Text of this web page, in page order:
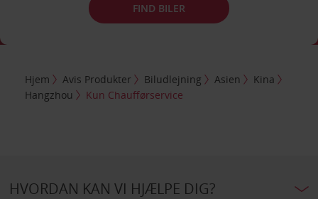
FIND BILER
Hjem Avis Produkter Biludlejning Asien
Kina
Hangzhou
Kun Chaufførservice
HVORDAN KAN VI HJÆLPE DIG?